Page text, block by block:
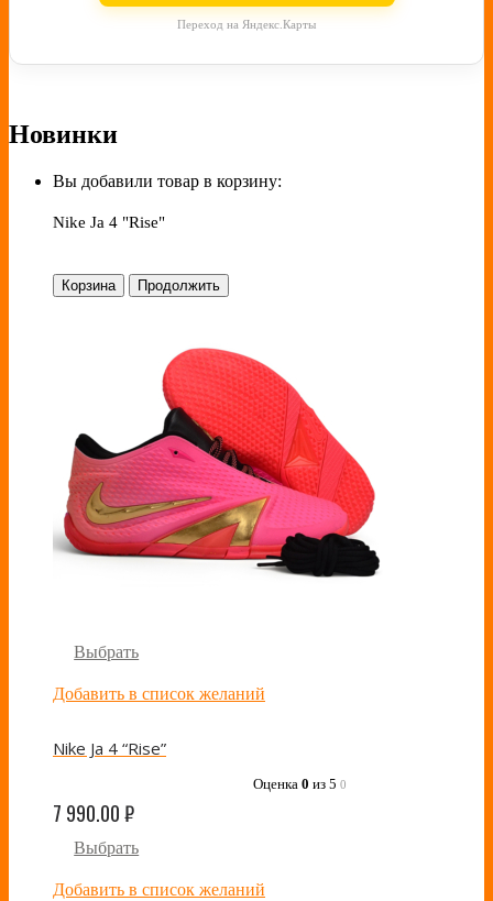
Переход на Яндекс.Карты
Новинки
Вы добавили товар в корзину:
Nike Ja 4 "Rise"
Корзина Продолжить
Выбрать
Добавить в список желаний
Nike Ja 4 “Rise”
Оценка 0 из 5 0
7 990.00₽
Выбрать
Добавить в список желаний